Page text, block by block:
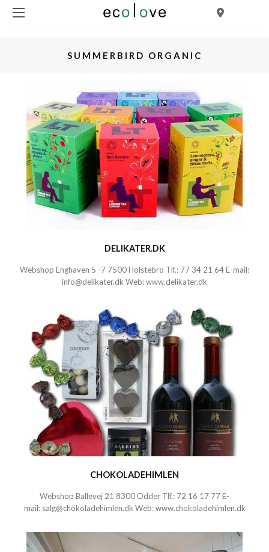
SUMMERBIRD ORGANIC
DELIKATER.DK
Webshop Enghaven 5 -7 7500 Holstebro Tlf.: 77 34 21 64E-mail:
info@delikater.dk Web:www.delikater.dk
CHOKOLADEHIMLEN
Webshop Ballevej 21 8300 Odder Tlf.: 72 16 17 77E-
mail: salg@chokoladehimlen.dk Web:www.chokoladehimlen.dk